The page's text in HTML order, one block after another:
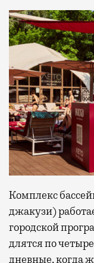
Комплекс
джакузи)
городской
длятся по
дневные, когда